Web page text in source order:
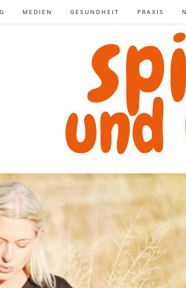
MEDIEN GESUNDHEIT PRAXIS